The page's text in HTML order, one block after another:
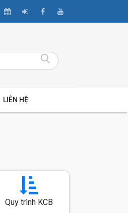
LIÊN HỆ
Quy trình KCB